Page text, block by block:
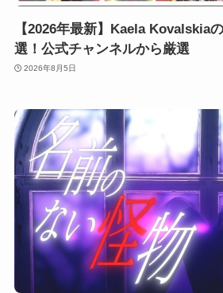
【2026年最新】Kaela Kovalskia
選！公式チャンネルから厳選
2026年8月5日